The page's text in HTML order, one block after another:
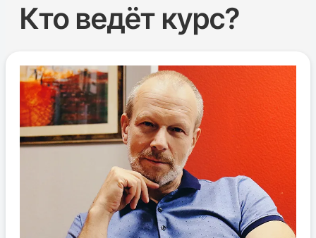
Кто ведёт курс?